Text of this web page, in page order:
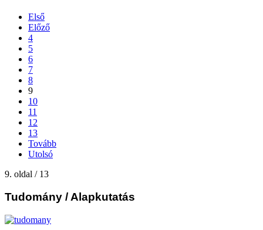
Első
Előző
4
5
6
7
8
9
10
11
12
13
Tovább
Utolsó
9. oldal / 13
Tudomány / Alapkutatás